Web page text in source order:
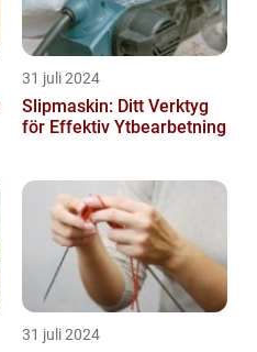
31 juli 2024
Slipmaskin: Ditt Verktyg
för Effektiv Ytbearbetning
31 juli 2024